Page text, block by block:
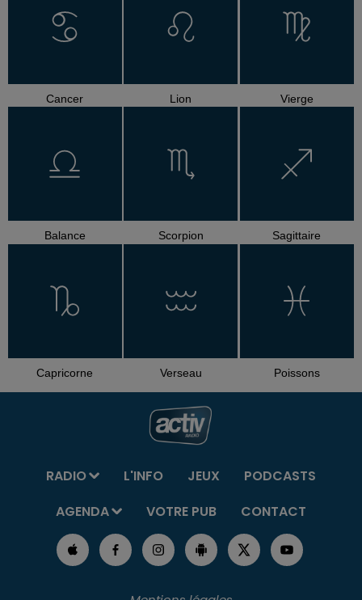
Cancer Lion Vierge
Balance Scorpion Sagittaire
Capricorne Verseau Poissons
RADIO L'INFO JEUX
PODCASTS
AGENDA
VOTRE PUB CONTACT